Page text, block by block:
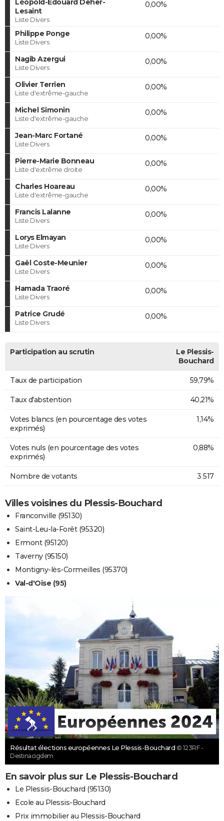
Léopold-Edouard Deher-
Lesaint
Liste Divers
0,00%
Philippe Ponge
Liste Divers
0,00%
Nagib Azergui
Liste Divers
0,00%
Olivier Terrien
Liste d'extrême-gauche
0,00%
Michel Simonin
Liste d'extrême-gauche
0,00%
Jean-Marc Fortané
Liste Divers
0,00%
Pierre-Marie Bonneau
Liste d'extrême droite
0,00%
Charles Hoareau
Liste d'extrême-gauche
0,00%
Francis Lalanne
Liste Divers
0,00%
Lorys Elmayan
Liste Divers
0,00%
Gaël Coste-Meunier
Liste Divers
0,00%
Hamada Traoré
Liste Divers
0,00%
Patrice Grudé
Liste Divers
0,00%
Participation au scrutin
Le Plessis-
Bouchard
Taux de participation 59,79%
Taux d'abstention 40,21%
Votes blancs (en pourcentage des votes
exprimés)
1,14%
Votes nuls (en pourcentage des votes
exprimés)
0,88%
Nombre de votants 3 517
Villes voisines du Plessis-Bouchard
Franconville (95130)
Saint-Leu-la-Forêt (95320)
Ermont (95120)
Taverny (95150)
Montigny-lès-Cormeilles (95370)
Val-d'Oise (95)
Résultat élections européennes Le Plessis-Bouchard © 123RF -
Destinacigdem
En savoir plus sur Le Plessis-Bouchard
Le Plessis-Bouchard (95130)
Ecole au Plessis-Bouchard
Prix immobilier au Plessis-Bouchard